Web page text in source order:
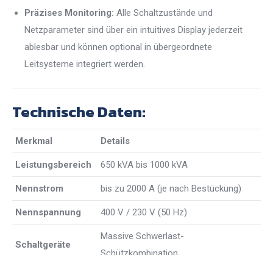
Präzises Monitoring: Alle Schaltzustände und
Netzparameter sind über ein intuitives Display jederzeit
ablesbar und können optional in übergeordnete
Leitsysteme integriert werden.
Technische Daten:
Merkmal Details
Leistungsbereich 650 kVA bis 1000 kVA
Nennstrom bis zu 2000 A (je nach Bestückung)
Nennspannung 400 V / 230 V (50 Hz)
Schaltgeräte
Massive Schwerlast-